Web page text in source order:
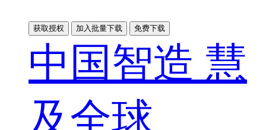
获取授权 加入批量下载 免费下载
中国智造 慧
及全球